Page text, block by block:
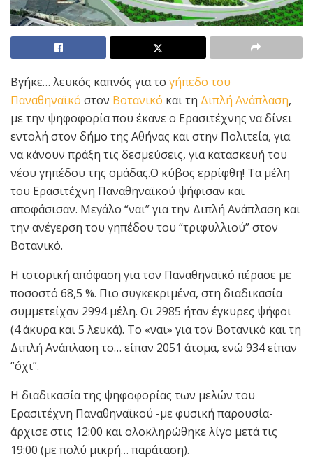
Βγήκε… λευκός καπνός για το γήπεδο του
Παναθηναϊκό στον Βοτανικό και τη Διπλή Ανάπλαση,
με την ψηφοφορία που έκανε ο Ερασιτέχνης να δίνει
εντολή στον δήμο της Αθήνας και στην Πολιτεία, για
να κάνουν πράξη τις δεσμεύσεις, για κατασκευή του
νέου γηπέδου της ομάδας.Ο κύβος ερρίφθη! Τα μέλη
του Ερασιτέχνη Παναθηναϊκού ψήφισαν και
αποφάσισαν. Μεγάλο “ναι” για την Διπλή Ανάπλαση και
την ανέγερση του γηπέδου του “τριφυλλιού” στον
Βοτανικό.
Η ιστορική απόφαση για τον Παναθηναϊκό πέρασε με
ποσοστό 68,5 %. Πιο συγκεκριμένα, στη διαδικασία
συμμετείχαν 2994 μέλη. Οι 2985 ήταν έγκυρες ψήφοι
(4 άκυρα και 5 λευκά). Το «ναι» για τον Βοτανικό και τη
Διπλή Ανάπλαση το… είπαν 2051 άτομα, ενώ 934 είπαν
“όχι”.
Η διαδικασία της ψηφοφορίας των μελών του
Ερασιτέχνη Παναθηναϊκού -με φυσική παρουσία-
άρχισε στις 12:00 και ολοκληρώθηκε λίγο μετά τις
19:00 (με πολύ μικρή… παράταση).